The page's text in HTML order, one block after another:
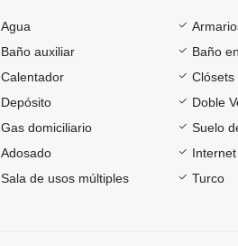
Agua
Baño auxiliar
Baño
Calentador
Clósets
Depósito
Doble
Gas domiciliario
Suelo
Adosado
Internet
Sala de usos múltiples
Turco